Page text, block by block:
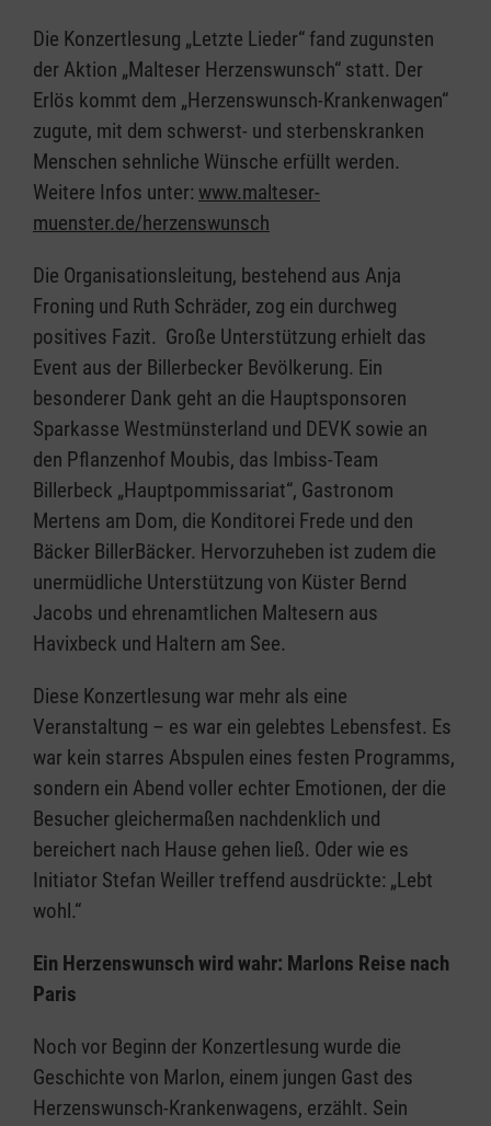
Die Konzertlesung „Letzte Lieder“ fand zugunsten
der Aktion „Malteser Herzenswunsch“ statt. Der
Erlös kommt dem „Herzenswunsch-Krankenwagen“
zugute, mit dem schwerst- und sterbenskranken
Menschen sehnliche Wünsche erfüllt werden.
Weitere Infos unter: www.malteser-
muenster.de/herzenswunsch
Die Organisationsleitung, bestehend aus Anja
Froning und Ruth Schräder, zog ein durchweg
positives Fazit. Große Unterstützung erhielt das
Event aus der Billerbecker Bevölkerung. Ein
besonderer Dank geht an die Hauptsponsoren
Sparkasse Westmünsterland und DEVK sowie an
den Pflanzenhof Moubis, das Imbiss-Team
Billerbeck „Hauptpommissariat“, Gastronom
Mertens am Dom, die Konditorei Frede und den
Bäcker BillerBäcker. Hervorzuheben ist zudem die
unermüdliche Unterstützung von Küster Bernd
Jacobs und ehrenamtlichen Maltesern aus
Havixbeck und Haltern am See.
Diese Konzertlesung war mehr als eine
Veranstaltung – es war ein gelebtes Lebensfest. Es
war kein starres Abspulen eines festen Programms,
sondern ein Abend voller echter Emotionen, der die
Besucher gleichermaßen nachdenklich und
bereichert nach Hause gehen ließ. Oder wie es
Initiator Stefan Weiller treffend ausdrückte: „Lebt
wohl.“
Ein Herzenswunsch wird wahr: Marlons Reise nach
Paris
Noch vor Beginn der Konzertlesung wurde die
Geschichte von Marlon, einem jungen Gast des
Herzenswunsch-Krankenwagens, erzählt. Sein